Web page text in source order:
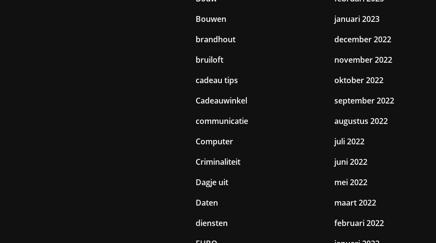
Bouwen
brandhout
bruiloft
cadeau tips
Cadeauwinkel
communicatie
Computer
Criminaliteit
Dagje uit
Daten
diensten
januari 2023
december 2022
november 2022
oktober 2022
september 2022
augustus 2022
juli 2022
juni 2022
mei 2022
maart 2022
februari 2022